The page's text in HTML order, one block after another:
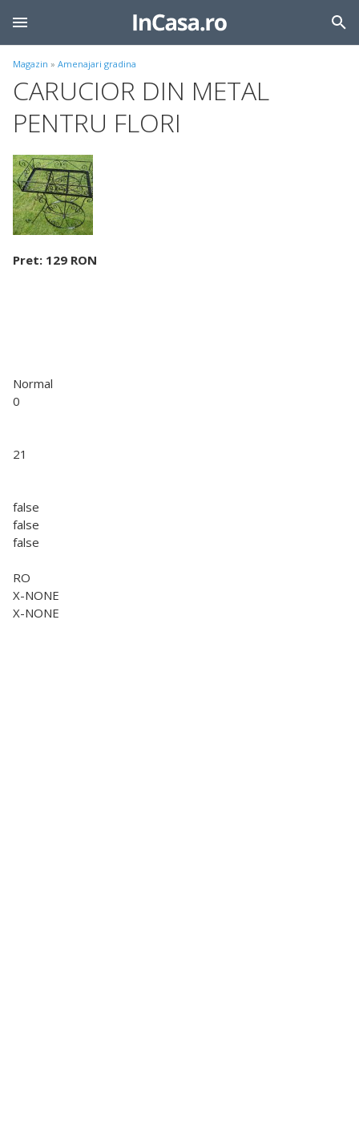
Magazin » Amenajari gradina
CARUCIOR DIN METAL
PENTRU FLORI
Pret: 129 RON
Normal
0
21
false
false
false
RO
X-NONE
X-NONE